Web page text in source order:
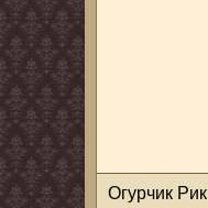
Огурчик Рик